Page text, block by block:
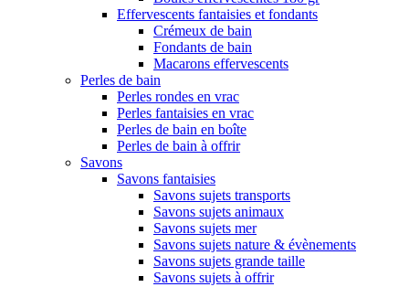
Effervescents fantaisies et fondants
Crémeux de bain
Fondants de bain
Macarons effervescents
Perles de bain
Perles rondes en vrac
Perles fantaisies en vrac
Perles de bain en boîte
Perles de bain à offrir
Savons
Savons fantaisies
Savons sujets transports
Savons sujets animaux
Savons sujets mer
Savons sujets nature & évènements
Savons sujets grande taille
Savons sujets à offrir